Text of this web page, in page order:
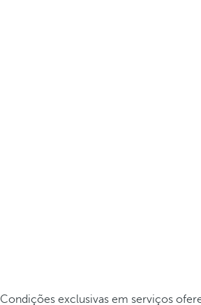
Condições exclusivas em serviços